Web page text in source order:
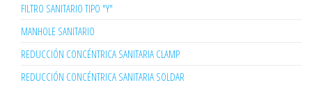
FILTRO SANITARIO TIPO "Y"
MANHOLE SANITARIO
REDUCCIÓN CONCÉNTRICA SANITARIA CLAMP
REDUCCIÓN CONCÉNTRICA SANITARIA SOLDAR